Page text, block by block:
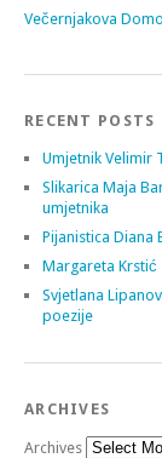
Večernjakova
RECENT POSTS
Umjetnik Velimir
Slikarica Maja
umjetnika
Pijanistica Diana
Margareta Krstić
Svjetlana
poezije
ARCHIVES
Archives